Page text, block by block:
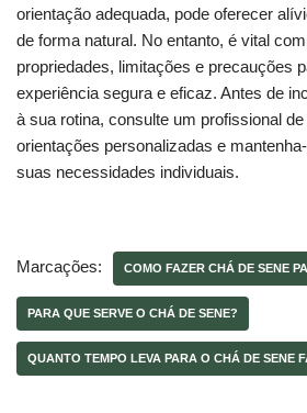
orientação adequada, pode oferecer
de forma natural. No entanto, é vital
propriedades, limitações e precauções
experiência segura e eficaz. Antes de
à sua rotina, consulte um profissional
orientações personalizadas e
suas necessidades individuais.
Marcações: COMO FAZER CHÁ DE SENE
PARA QUE SERVE O CHÁ DE SENE?
QUANTO TEMPO LEVA PARA O CHÁ DE SENE